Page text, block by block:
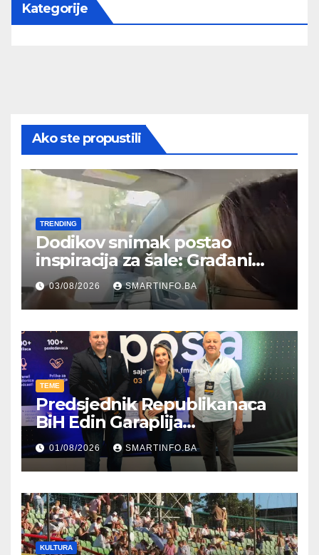
Kategorije
Ako ste propustili
TRENDING
Dodikov snimak postao
inspiracija za šale: Građani
kroz parodiju poslali poruku
03/08/2026 SMARTINFO.BA
TEME
Predsjednik Republikanaca
BiH Edin Garaplija
prisustvovao prezentaciji
Federalnog sajma
zapošljavanja
01/08/2026 SMARTINFO.BA
KULTURA